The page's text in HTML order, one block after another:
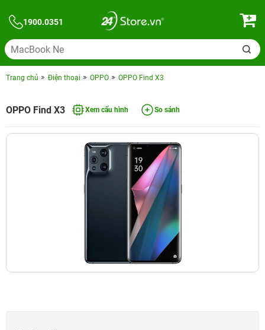
1900.0351
Trang chủ Điện thoại OPPO OPPO Find X3
OPPO Find X3 Xem cấu hình So sánh